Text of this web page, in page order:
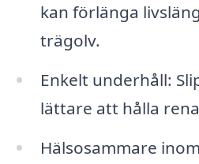
kan förlänga
trägolv.
Enkelt underhåll:
lättare att hålla
Hälsosammare